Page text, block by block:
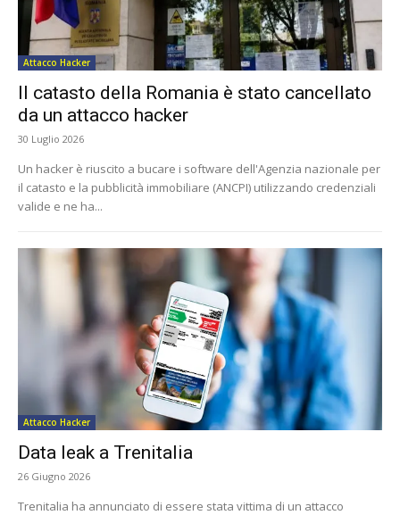
Attacco Hacker
Il catasto della Romania è stato cancellato
da un attacco hacker
30 Luglio 2026
Un hacker è riuscito a bucare i software dell'Agenzia nazionale per
il catasto e la pubblicità immobiliare (ANCPI) utilizzando credenziali
valide e ne ha...
Attacco Hacker
Data leak a Trenitalia
26 Giugno 2026
Trenitalia ha annunciato di essere stata vittima di un attacco